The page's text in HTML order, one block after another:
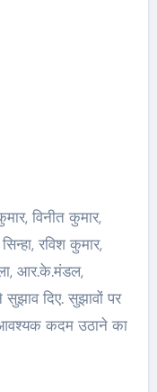
विनीत कुमार,
रविश कुमार,
आर.के.मंडल,
दिए. सुझावों पर
कदम उठाने का